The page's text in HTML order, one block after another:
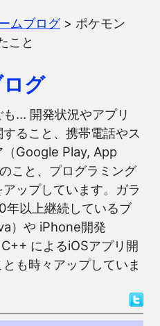
ムブログ> ポケモン
こと
グ
… 開発状況やアプリ
すること、携帯電話やス
（Google Play, App
こと、プログラミング
ップしています。ガラ
年以上継続しているブ
）や iPhone開発
によるiOSアプリ開
も時々アップしていま